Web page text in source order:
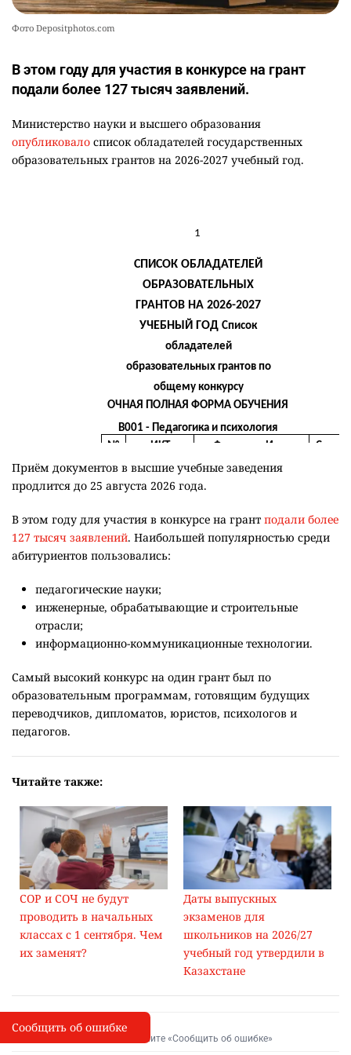
Фото Depositphotos.com
В этом году для участия в конкурсе на грант
подали более 127 тысяч заявлений.
Министерство науки и высшего образования
опубликовало список обладателей государственных
образовательных грантов на 2026-2027 учебный год.
Приём документов в высшие учебные заведения
продлится до 25 августа 2026 года.
В этом году для участия в конкурсе на грант подали более
127 тысяч заявлений. Наибольшей популярностью среди
абитуриентов пользовались:
педагогические науки;
инженерные, обрабатывающие и строительные
отрасли;
информационно-коммуникационные технологии.
Самый высокий конкурс на один грант был по
образовательным программам, готовящим будущих
переводчиков, дипломатов, юристов, психологов и
педагогов.
Читайте также:
СОР и СОЧ не будут
проводить в начальных
классах с 1 сентября. Чем
их заменят?
Даты выпускных
экзаменов для
школьников на 2026/27
учебный год утвердили в
Казахстане
I
Сообщить об опечатке
Выделите фрагмент и нажмите «Сообщить об ошибке»
Сообщить об ошибке